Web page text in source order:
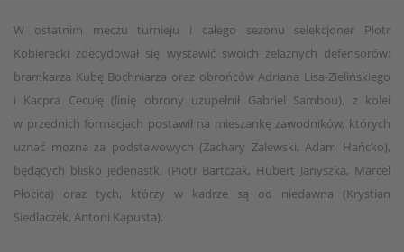
W ostatnim meczu turnieju i całego sezonu selekcjoner Piotr
Kobierecki zdecydował się wystawić swoich żelaznych defensorów:
bramkarza Kubę Bochniarza oraz obrońców Adriana Lisa-Zielińskiego
i Kacpra Cecułę (linię obrony uzupełnił Gabriel Sambou), z kolei
w przednich formacjach postawił na mieszankę zawodników, których
uznać można za podstawowych (Zachary Zalewski, Adam Hańcko),
będących blisko jedenastki (Piotr Bartczak, Hubert Janyszka, Marcel
Płocica) oraz tych, którzy w kadrze są od niedawna (Krystian
Siedlaczek, Antoni Kapusta).